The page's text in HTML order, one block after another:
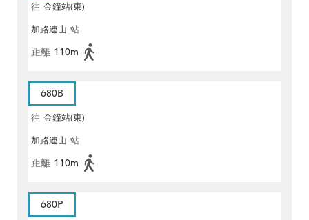
往 金鐘站(東)
加路連山 站
距離 110m
680B
往 金鐘站(東)
加路連山 站
距離 110m
680P